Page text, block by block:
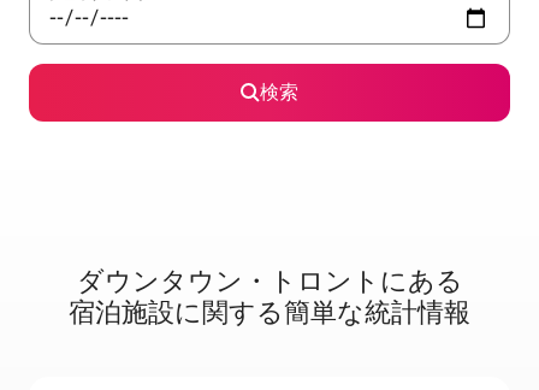
検索
ダウンタウン・トロントに⁠あ⁠る
宿⁠泊⁠施⁠設⁠に関⁠す⁠る簡⁠単⁠な統⁠計⁠情⁠報